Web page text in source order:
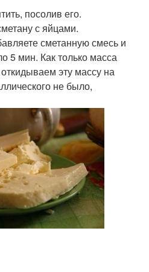
посолив его.
с яйцами.
сметанную смесь и
5 мин. Как только масса
эту массу на
не было,